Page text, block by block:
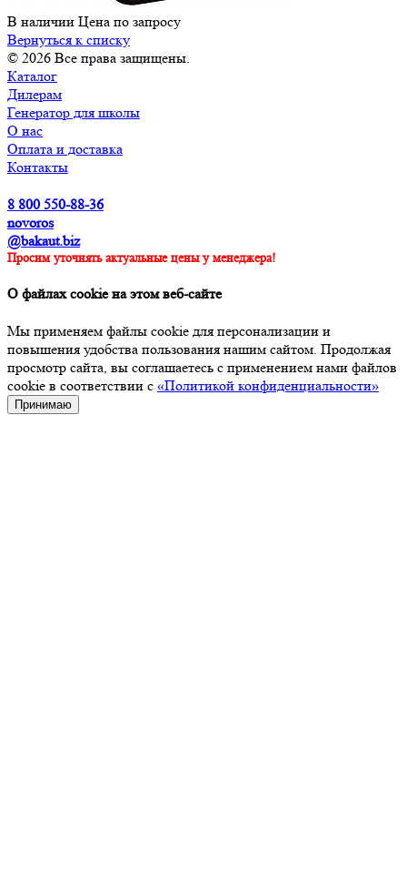
В наличии Цена по запросу
Вернуться к списку
© 2026 Все права защищены.
Каталог
Дилерам
Генератор для школы
О нас
Оплата и доставка
Контакты
8 800 550-88-36
novoros
@bakaut.biz
Просим уточнять актуальные цены у менеджера!
О файлах cookie на этом веб-сайте
Мы применяем файлы cookie для персонализации и
повышения удобства пользования нашим сайтом. Продолжая
просмотр сайта, вы соглашаетесь с применением нами файлов
cookie в соответствии с «Политикой конфиденциальности»
Принимаю